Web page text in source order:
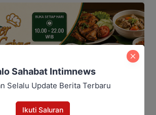
Sahabat Intimnews
Selalu Update Berita Terbaru
Ikuti Saluran